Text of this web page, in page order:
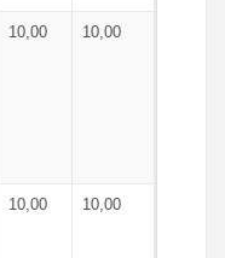
10,00 10,00
10,00 10,00